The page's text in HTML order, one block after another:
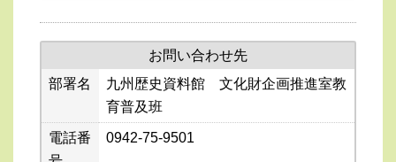
お問い合わせ先
部署名
九州歴史資料館 文化財企画推進室教
育普及班
電話番
0942-75-9501